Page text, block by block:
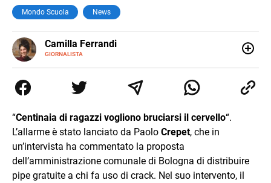
Mondo Scuola News
Camilla Ferrandi
GIORNALISTA
E-
MAIL
LINKEDIN
di trasformare la passione per la scrittura in un lavoro, e
da lì non mi sono più fermata. L’attualità è il mio pane
mente.
“Centinaia di ragazzi vogliono bruciarsi il cervello“.
L’allarme è stato lanciato da Paolo Crepet, che in
un’intervista ha commentato la proposta
dell’amministrazione comunale di Bologna di distribuire
pipe gratuite a chi fa uso di crack. Nel suo intervento, il